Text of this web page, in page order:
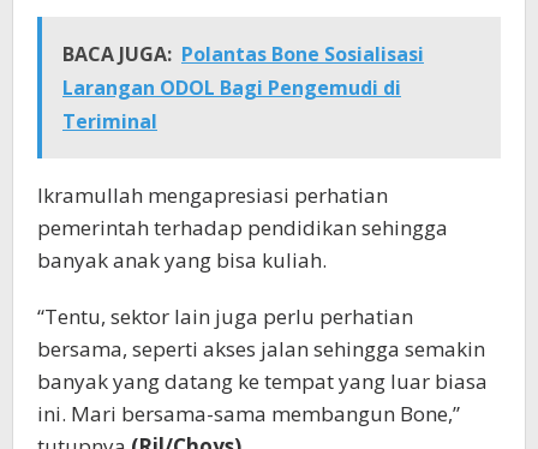
BACA JUGA: Polantas Bone Sosialisasi
Larangan ODOL Bagi Pengemudi di
Teriminal
Ikramullah mengapresiasi perhatian
pemerintah terhadap pendidikan sehingga
banyak anak yang bisa kuliah.
“Tentu, sektor lain juga perlu perhatian
bersama, seperti akses jalan sehingga semakin
banyak yang datang ke tempat yang luar biasa
ini. Mari bersama-sama membangun Bone,”